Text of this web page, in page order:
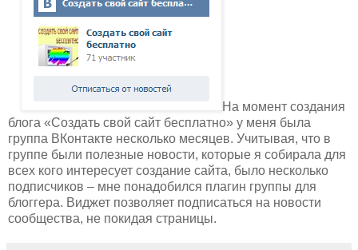
На момент создания
блога «Создать свой сайт бесплатно» у меня была
группа ВКонтакте несколько месяцев. Учитывая, что в
группе были полезные новости, которые я собирала для
всех кого интересует создание сайта, было несколько
подписчиков – мне понадобился плагин группы для
блоггера. Виджет позволяет подписаться на новости
сообщества, не покидая страницы.